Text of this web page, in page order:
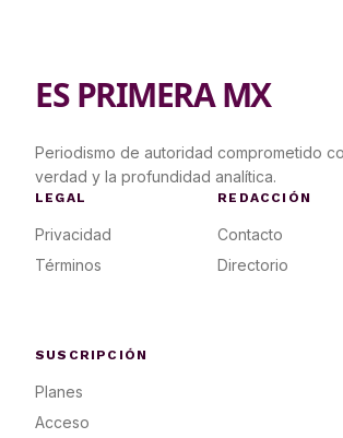
ES PRIMERA MX
Periodismo de autoridad comprometido
verdad y la profundidad analítica.
LEGAL
Privacidad
Términos
REDACCIÓN
Contacto
Directorio
SUSCRIPCIÓN
Planes
Acceso